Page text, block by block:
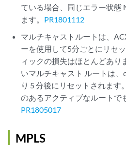
ている場合、同じエラー状態
ます。 PR1801112
マルチキャストルートは、
ーを使用して5分ごとにリセ
ィックの損失はほとんどあり
いマルチキャスト ルートは、
り 5 分後にリセットされます
のあるアクティブなルートで
PR1805017
MPLS